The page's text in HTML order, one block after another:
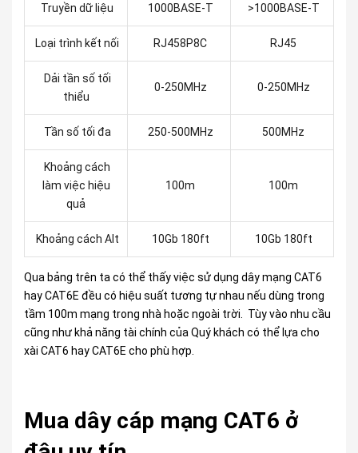
Truyền dữ liệu 1000BASE-T >1000BASE-T
Loại trình kết nối RJ458P8C RJ45
Dải tần số tối
thiểu
0-250MHz 0-250MHz
Tần số tối đa 250-500MHz 500MHz
Khoảng cách
làm việc hiệu
quả
100m 100m
Khoảng cách Alt 10Gb 180ft 10Gb 180ft
Qua bảng trên ta có thể thấy việc sử dụng dây mạng CAT6
hay CAT6E đều có hiệu suất tương tự nhau nếu dùng trong
tầm 100m mạng trong nhà hoặc ngoài trời. Tùy vào nhu cầu
cũng như khả năng tài chính của Quý khách có thể lựa cho
xài CAT6 hay CAT6E cho phù hợp.
Mua dây cáp mạng CAT6 ở